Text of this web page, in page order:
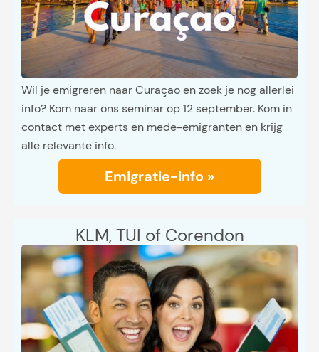
Wil je emigreren naar Curaçao en zoek je nog allerlei
info? Kom naar ons seminar op 12 september. Kom in
contact met experts en mede-emigranten en krijg
alle relevante info.
Emigratie-info »
KLM, TUI of Corendon